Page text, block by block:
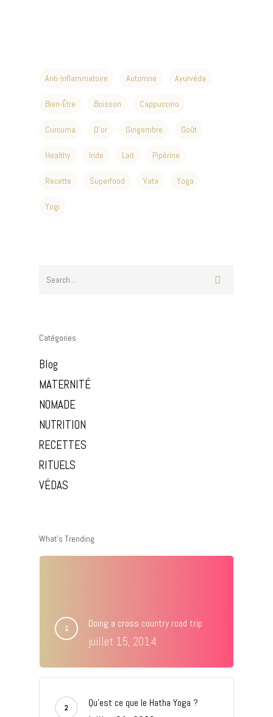
Anti-Inflammatoire Automne Ayurvéda
Bien-Être Boisson Cappuccino
Curcuma D'or Gingembre Goût
Healthy Inde Lait Pipérine
Recette Superfood Vata Yoga
Yogi
Catégories
Blog
MATERNITÉ
NOMADE
NUTRITION
RECETTES
RITUELS
VÉDAS
What’s Trending
Doing a cross country road trip
juillet 15, 2014
Qu’est ce que le Hatha Yoga ?
EXPLORER, RESSENTIR,
OMNOMADE.COM
Découverte
Esprit
Nos Pratiques
Evènementiel